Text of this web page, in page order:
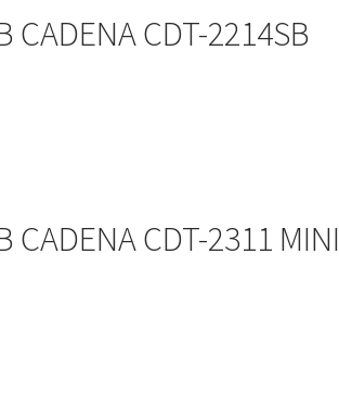
CDT-2214SB
CDT-2311 MINI